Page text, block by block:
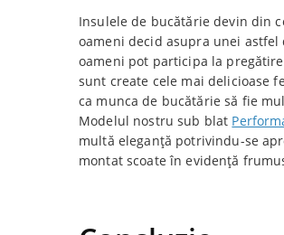
Insulele de bucătărie devin din
oameni decid asupra unei
oameni pot participa la
sunt create cele mai delicioase
ca munca de bucătărie să fie
Modelul nostru sub blat
multă eleganță potrivindu-se
montat scoate în evidență